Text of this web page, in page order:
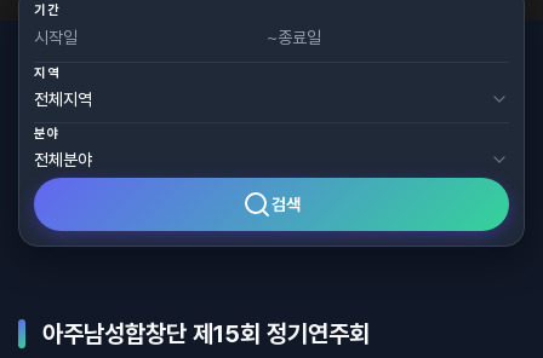
기간
~
지역
분야
검색
아주남성합창단 제15회 정기연주회